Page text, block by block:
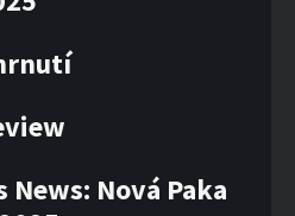
News: Nová Paka